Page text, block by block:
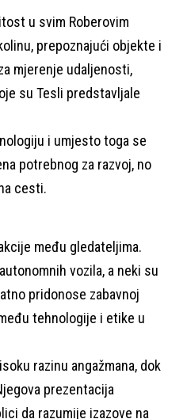
u svim Roberovim
prepoznajući objekte i
mjerenje udaljenosti,
su Tesli predstavljale
i umjesto toga se
potrebnog za razvoj, no
cesti.
među gledateljima.
vozila, a neki su
pridonose zabavnoj
tehnologije i etike u
razinu angažmana, dok
prezentacija
da razumije izazove na